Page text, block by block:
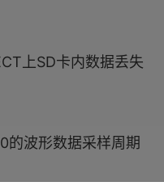
上SD卡内数据丢失
的波形数据采样周期